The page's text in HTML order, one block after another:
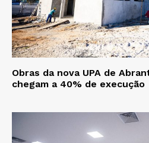
Obras da nova UPA de
chegam a 40% de execução